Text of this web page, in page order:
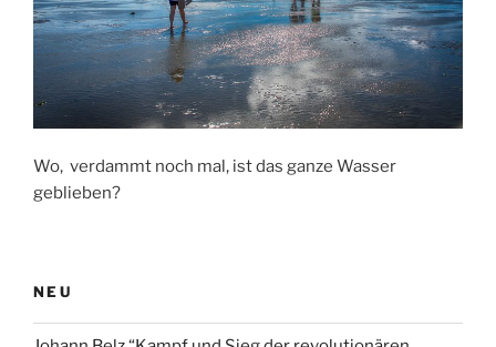
Wo, verdammt noch mal, ist das ganze Wasser
geblieben?
NEU